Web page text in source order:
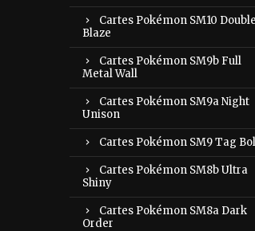
Cartes Pokémon SM10 Double
Blaze
Cartes Pokémon SM9b Full
Metal Wall
Cartes Pokémon SM9a Night
Unison
Cartes Pokémon SM9 Tag
Cartes Pokémon SM8b Ultra
Shiny
Cartes Pokémon SM8a Dark
Order